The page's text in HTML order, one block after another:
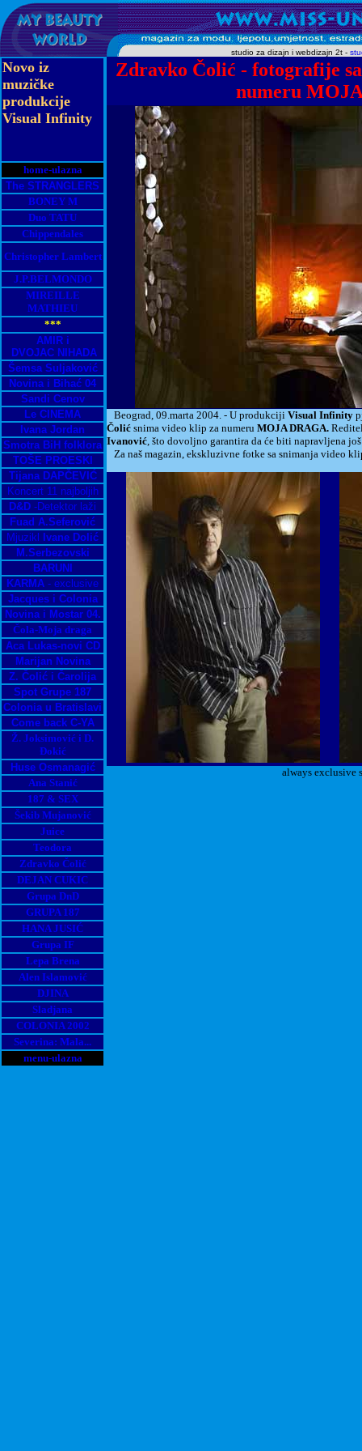
studio za dizajn i webdizajn 2t -
Novo iz
muzičke
produkcije
Visual Infinity
home-ulazna
The STRANGLERS
BONEY M
Duo TATU
Chippendales
Christopher Lambert
J.P.BELMONDO
MIREILLE
MATHIEU
***
AMIR i
DVOJAC NIHADA
Šemsa Suljaković
Novina i Bihać 04
Sandi Cenov
Le CINEMA
Ivana Jordan
Smotra BiH folklora
TOŠE PROESKI
Tijana DAPČEVIĆ
Koncert 11 najboljih
D&D -Detektor laži
Fuad A.Seferović
Mjuzikl
Ivane Dolić
M.Serbezovski
BARUNI
KARMA - exclusive
Jacques i Colonia
Novina i Mostar 04.
Čola-Moja draga
Aca Lukas-novi CD
Marijan Novina
Z. Čolić i Čarolija
Spot Grupe 187
Colonia u Bratislavi
Come back C-YA
Ž. Joksimović i D.
Đokić
Huse Osmanagić
Ana Stanić
187 & SEX
Šekib Mujanović
Juice
Teodora
Zdravko Čolić
DEJAN CUKIC
Grupa DnD
GRUPA 187
HANA JUSIĆ
Grupa IF
Lepa Brena
Alen Islamović
DJINA
Sladjana
COLONIA 2002
Severina: Mala...
menu-ulazna
Zdravko Čolić - fotografije
numeru
Beograd, 09.marta 2004. - U produkciji Visual Infinity
Čolić snima video klip za numeru MOJA DRAGA.
Ivanović, što dovoljno garantira da će biti napravljena
Za naš magazin, ekskluzivne fotke sa snimanja video
always exclusive